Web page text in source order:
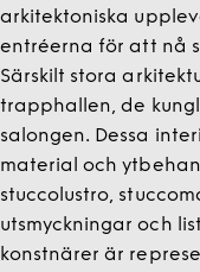
arkitektoniska
entréerna för att nå
Särskilt stora
trapphallen, de
salongen. Dessa
material och
stuccolustro,
utsmyckningar och
konstnärer är